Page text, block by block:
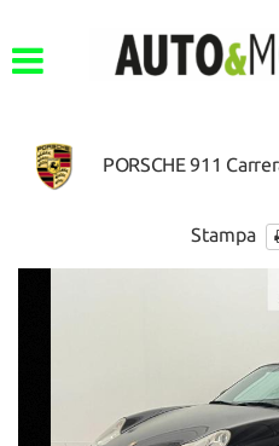
PORSCHE 911
Stampa